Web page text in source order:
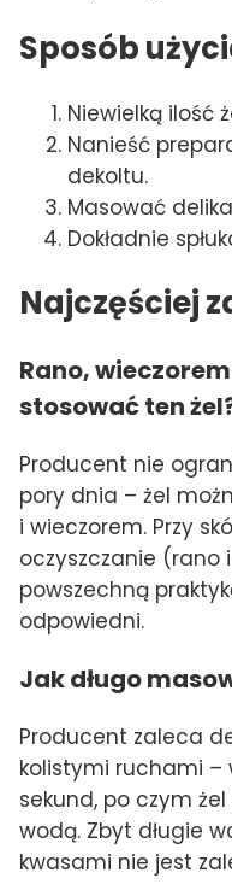
Sposób
Niewielką ilość
Nanieść
dekoltu.
Masować
Dokładnie
Najczęściej
Rano,
stosować ten
Producent nie
pory dnia – żel
i wieczorem. Przy
oczyszczanie (rano
powszechną
odpowiedni.
Jak długo
Producent zaleca
kolistymi ruchami –
sekund, po czym
wodą. Zbyt długie
kwasami nie jest